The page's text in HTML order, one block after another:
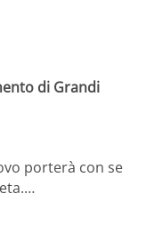
di Grandi
porterà con se